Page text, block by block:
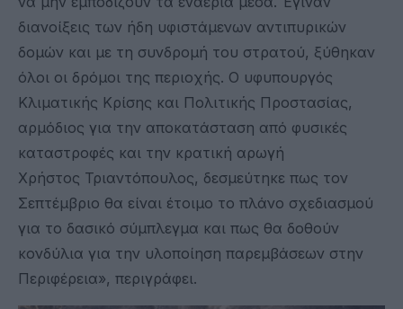
διανοίξεις των ήδη υφιστάμενων αντιπυρικών
δομών και με τη συνδρομή του στρατού, ξύθηκαν
όλοι οι δρόμοι της περιοχής. Ο υφυπουργός
Κλιματικής Κρίσης και Πολιτικής Προστασίας,
αρμόδιος για την αποκατάσταση από φυσικές
καταστροφές και την κρατική αρωγή
Χρήστος Τριαντόπουλος, δεσμεύτηκε πως τον
Σεπτέμβριο θα είναι έτοιμο το πλάνο σχεδιασμού
για το δασικό σύμπλεγμα και πως θα δοθούν
κονδύλια για την υλοποίηση παρεμβάσεων στην
Περιφέρεια», περιγράφει.